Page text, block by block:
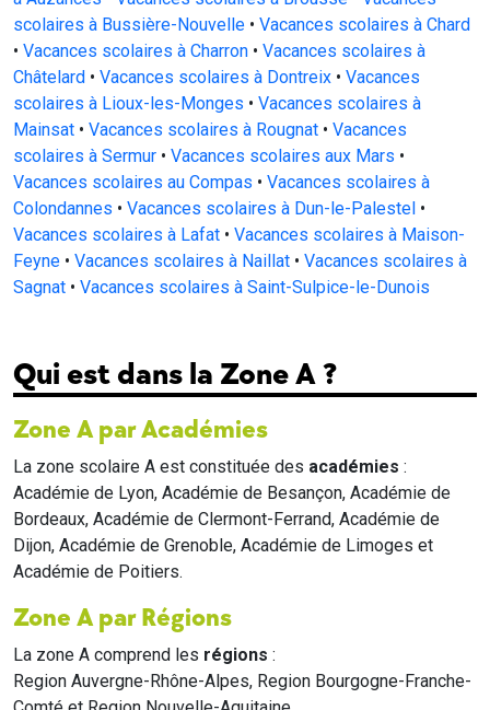
scolaires à Bussière-Nouvelle • Vacances scolaires à Chard
• Vacances scolaires à Charron • Vacances scolaires à
Châtelard • Vacances scolaires à Dontreix • Vacances
scolaires à Lioux-les-Monges • Vacances scolaires à
Mainsat • Vacances scolaires à Rougnat • Vacances
scolaires à Sermur • Vacances scolaires aux Mars •
Vacances scolaires au Compas • Vacances scolaires à
Colondannes • Vacances scolaires à Dun-le-Palestel •
Vacances scolaires à Lafat • Vacances scolaires à Maison-
Feyne • Vacances scolaires à Naillat • Vacances scolaires à
Sagnat • Vacances scolaires à Saint-Sulpice-le-Dunois
Qui est dans la Zone A ?
Zone A par Académies
La zone scolaire A est constituée des académies :
Académie de Lyon, Académie de Besançon, Académie de
Bordeaux, Académie de Clermont-Ferrand, Académie de
Dijon, Académie de Grenoble, Académie de Limoges et
Académie de Poitiers.
Zone A par Régions
La zone A comprend les régions :
Region Auvergne-Rhône-Alpes, Region Bourgogne-Franche-